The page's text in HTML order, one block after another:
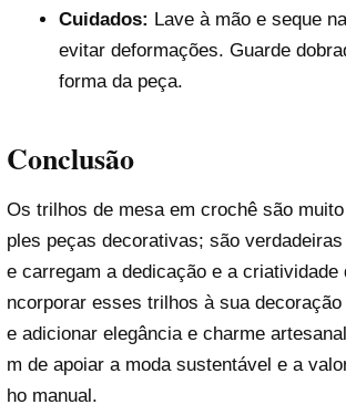
Cuidados: Lave à mão e seque
evitar deformações. Guarde
forma da peça.
Conclusão
Os trilhos de mesa em crochê são
ples peças decorativas; são
e carregam a dedicação e a criatividade
ncorporar esses trilhos à sua decoração
e adicionar elegância e charme
m de apoiar a moda sustentável e a
ho manual.